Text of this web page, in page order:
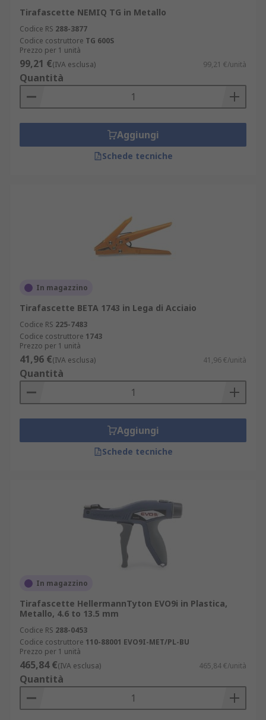
Tirafascette NEMIQ TG in Metallo
Codice RS 288-3877
Codice costruttore TG 600S
Prezzo per 1 unità
99,21 €(IVA esclusa) 99,21 €/unità
Quantità
Aggiungi
Schede tecniche
In magazzino
Tirafascette BETA 1743 in Lega di Acciaio
Codice RS 225-7483
Codice costruttore 1743
Prezzo per 1 unità
41,96 €(IVA esclusa) 41,96 €/unità
Quantità
Aggiungi
Schede tecniche
In magazzino
Tirafascette HellermannTyton EVO9i in Plastica,
Metallo, 4.6 to 13.5 mm
Codice RS 288-0453
Codice costruttore 110-88001 EVO9I-MET/PL-BU
Prezzo per 1 unità
465,84 €(IVA esclusa) 465,84 €/unità
Quantità